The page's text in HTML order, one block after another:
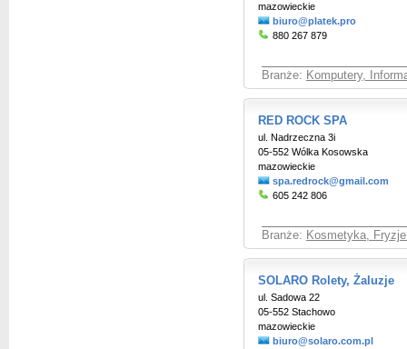
mazowieckie
biuro@platek.pro
880 267 879
Branże: Komputery,
RED ROCK SPA
ul. Nadrzeczna 3i
05-552 Wólka Kosowska
mazowieckie
spa.redrock@gmail.com
605 242 806
Branże: Kosmetyka,
SOLARO Rolety, Żaluzje
ul. Sadowa 22
05-552 Stachowo
mazowieckie
biuro@solaro.com.pl